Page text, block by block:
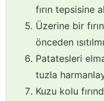
fırın tepsisine
Üzerine bir
önceden
Patatesleri
tuzla
Kuzu kolu